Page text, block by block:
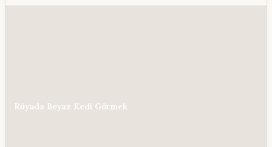
Rüyada Beyaz Kedi Görmek